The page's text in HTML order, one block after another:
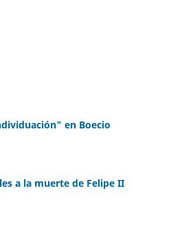
en Boecio
a la muerte de Felipe II